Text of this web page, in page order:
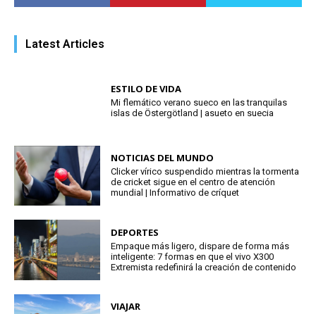
Latest Articles
ESTILO DE VIDA
Mi flemático verano sueco en las tranquilas
islas de Östergötland | asueto en suecia
NOTICIAS DEL MUNDO
Clicker vírico suspendido mientras la tormenta
de cricket sigue en el centro de atención
mundial | Informativo de críquet
DEPORTES
Empaque más ligero, dispare de forma más
inteligente: 7 formas en que el vivo X300
Extremista redefinirá la creación de contenido
VIAJAR